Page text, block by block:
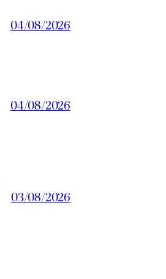
04/08/2026
04/08/2026
03/08/2026